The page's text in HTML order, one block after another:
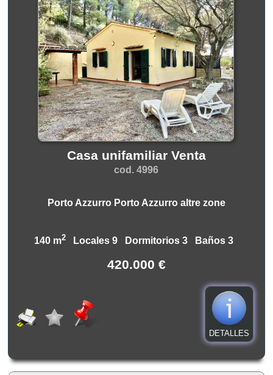
Casa unifamiliar Venta
cod. 4996
Porto Azzurro Porto Azzurro altre zone
140 m2 Locales 9 Dormitorios 3 Baños 3
420.000 €
DETALLES